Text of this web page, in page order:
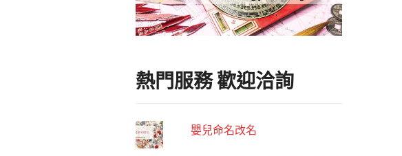
熱門服務 歡迎洽詢
嬰兒命名改名